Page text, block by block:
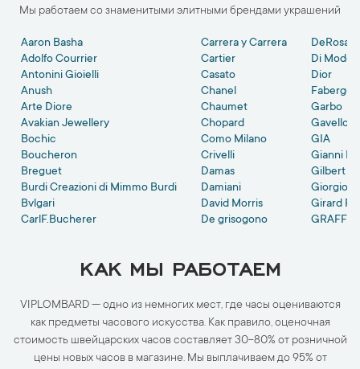
Мы работаем со знаменитыми элитными брендами украшений
Aaron Basha
Adolfo Courrier
Antonini Gioielli
Anush
Arte Diore
Avakian Jewellery
Bochic
Boucheron
Breguet
Burdi Creazioni di Mimmo Burdi
Bvlgari
CarlF.Bucherer
Carrera y Carrera
Cartier
Casato
Chanel
Chaumet
Chopard
Como Milano
Crivelli
Damas
Damiani
David Morris
De grisogono
DeRosa
Di
Dior
Faberge
Garbo
Gavello
GIA
Gianni
Gilbert
Giorgio
Girard
GRAFF
КАК МЫ РАБОТАЕМ
VIPLOMBARD — одно из немногих мест, где часы оцениваются
как предметы часового искусства. Как правило, оценочная
стоимость швейцарских часов составляет 30-80% от розничной
цены новых часов в магазине. Мы выплачиваем до 95% от